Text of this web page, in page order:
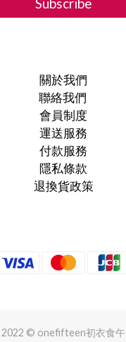
關於我們
聯絡我們
會員制度
運送服務
付款服務
隱私條款
退換貨政策
2022 © onefifteen初衣食午